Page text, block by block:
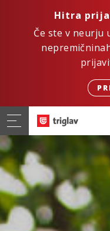
Hitra
Če ste v neurju